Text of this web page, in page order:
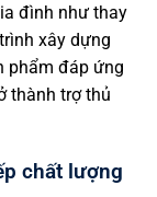
đình như thay
xây dựng
phẩm đáp ứng
thành trợ thủ
chất lượng